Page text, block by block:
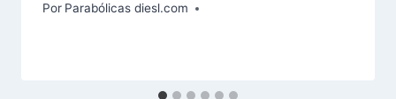
Por Parabólicas diesl.com